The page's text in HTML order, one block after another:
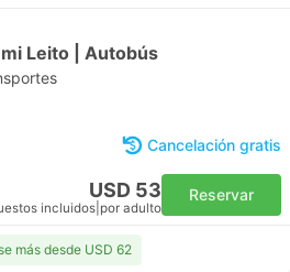
Leito | Autobús
Cancelación gratis
USD 53
incluidos por adulto
Reservar
más desde USD 62